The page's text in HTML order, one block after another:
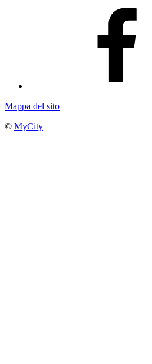
Mappa del sito
© MyCity